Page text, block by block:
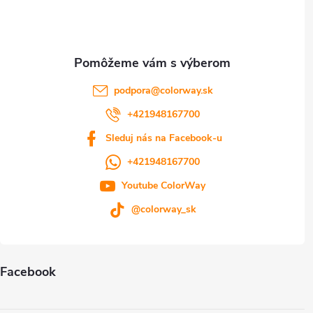
Facebook
podpora@colorway.sk
+421948167700
Sleduj nás na Facebook-u
+421948167700
Youtube ColorWay
@colorway_sk